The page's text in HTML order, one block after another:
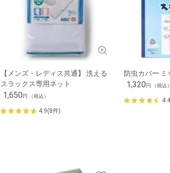
【メンズ・レディス共通】 洗える
スラックス専用ネット
1,650円 （税込）
4.9(8件)
防虫カバー ミ
1,320円 （税込